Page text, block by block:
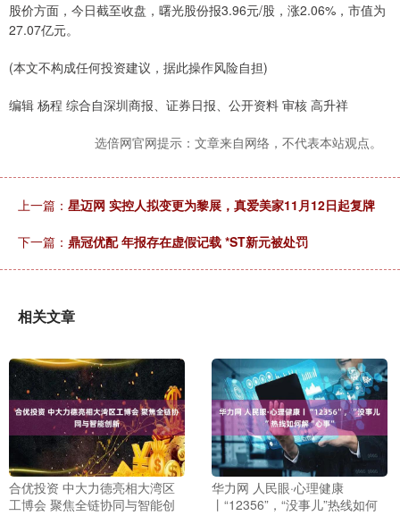
股价方面，今日截至收盘，曙光股份报3.96元/股，涨2.06%，市值为
27.07亿元。
(本文不构成任何投资建议，据此操作风险自担)
编辑 杨程 综合自深圳商报、证券日报、公开资料 审核 高升祥
选倍网官网提示：文章来自网络，不代表本站观点。
上一篇： 星迈网 实控人拟变更为黎展，真爱美家11月12日起复牌
下一篇： 鼎冠优配 年报存在虚假记载 *ST新元被处罚
相关文章
合优投资 中大力德亮相大湾区
工博会 聚焦全链协同与智能创
华力网 人民眼·心理健康
丨“12356”，“没事儿”热线如何